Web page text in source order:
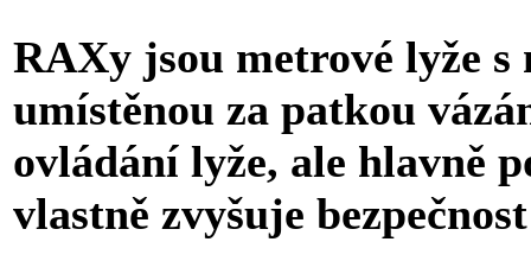
RAXy jsou metrové lyže s
umístěnou za patkou
ovládání lyže, ale hlavně
vlastně zvyšuje